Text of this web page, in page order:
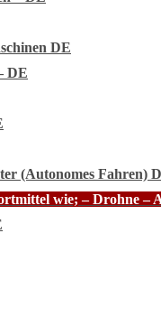
DE
DE
(Autonomes Fahren)
wie; – Drohne –